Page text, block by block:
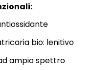
bio: lenitivo
ampio spettro